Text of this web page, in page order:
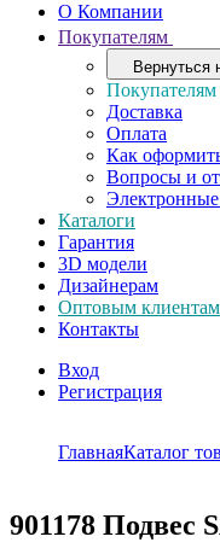
О Компании
Покупателям
Вернуться
Покупателям
Доставка
Оплата
Как
Вопросы и
Электронные
Каталоги
Гарантия
3D модели
Дизайнерам
Оптовым клиентам
Контакты
Вход
Регистрация
ГлавнаяКаталог
901178 Подвес